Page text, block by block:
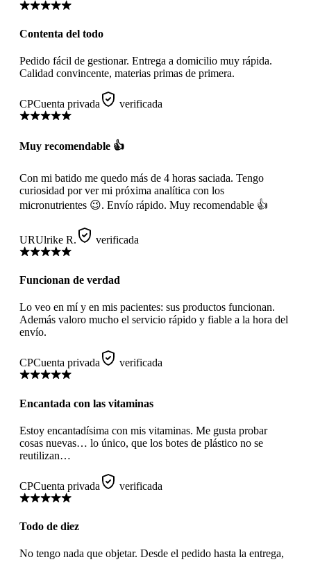
Contenta del todo
Pedido fácil de gestionar. Entrega a domicilio muy rápida.
Calidad convincente, materias primas de primera.
CPCuenta privada verificada
Muy recomendable 👍
Con mi batido me quedo más de 4 horas saciada. Tengo
curiosidad por ver mi próxima analítica con los
micronutrientes 😉. Envío rápido. Muy recomendable 👍
URUlrike R. verificada
Funcionan de verdad
Lo veo en mí y en mis pacientes: sus productos funcionan.
Además valoro mucho el servicio rápido y fiable a la hora del
envío.
CPCuenta privada verificada
Encantada con las vitaminas
Estoy encantadísima con mis vitaminas. Me gusta probar
cosas nuevas… lo único, que los botes de plástico no se
reutilizan…
CPCuenta privada verificada
Todo de diez
No tengo nada que objetar. Desde el pedido hasta la entrega,